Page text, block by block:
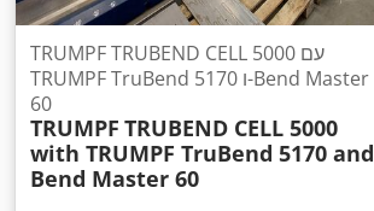
TRUMPF TRUBEND CELL 5000 עם
TRUMPF TruBend 5170 ו-Bend Master
60
TRUMPF TRUBEND CELL 5000
with TRUMPF TruBend 5170 and
Bend Master 60